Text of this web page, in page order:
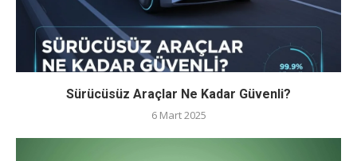
Sürücüsüz Araçlar Ne Kadar Güvenli?
6 Mart 2025